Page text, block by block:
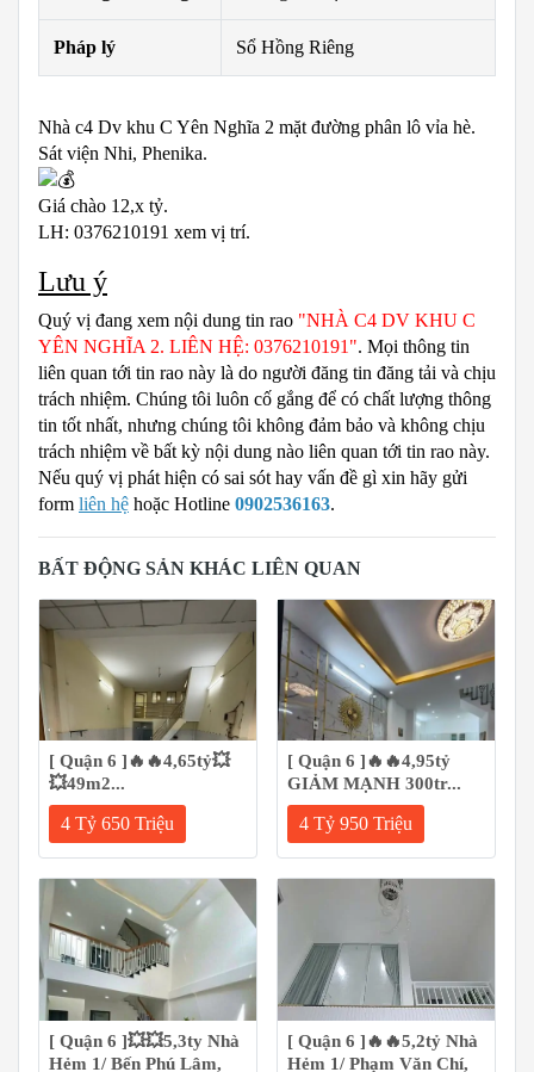
Pháp lý Sổ Hồng Riêng
Nhà c4 Dv khu C Yên Nghĩa 2 mặt đường phân lô vỉa hè.
Sát viện Nhi, Phenika.
Giá chào 12,x tỷ.
LH: 0376210191 xem vị trí.
Lưu ý
Quý vị đang xem nội dung tin rao "NHÀ C4 DV KHU C
YÊN NGHĨA 2. LIÊN HỆ: 0376210191". Mọi thông tin
liên quan tới tin rao này là do người đăng tin đăng tải và chịu
trách nhiệm. Chúng tôi luôn cố gắng để có chất lượng thông
tin tốt nhất, nhưng chúng tôi không đảm bảo và không chịu
trách nhiệm về bất kỳ nội dung nào liên quan tới tin rao này.
Nếu quý vị phát hiện có sai sót hay vấn đề gì xin hãy gửi
form liên hệ hoặc Hotline 0902536163.
BẤT ĐỘNG SẢN KHÁC LIÊN QUAN
[ Quận 6 ]🔥🔥4,65tỷ💥
💥49m2...
4 Tỷ 650 Triệu
[ Quận 6 ]🔥🔥4,95tỷ
GIẢM MẠNH 300tr...
4 Tỷ 950 Triệu
[ Quận 6 ]💥💥5,3ty Nhà
Hẻm 1/ Bến Phú Lâm,
[ Quận 6 ]🔥🔥5,2tỷ Nhà
Hẻm 1/ Phạm Văn Chí,